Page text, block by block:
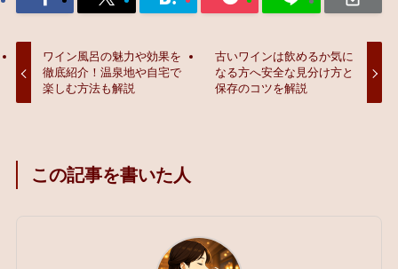
ワイン風呂の魅力や効果を
徹底紹介！温泉地や自宅で
楽しむ方法も解説
古いワインは飲めるか気に
なる方へ安全な見分け方と
保存のコツを解説
この記事を書いた人